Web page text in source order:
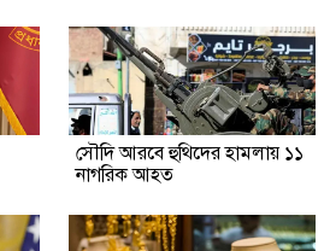
সৌদি আরবে হুথিদের হামলায় ১১
নাগরিক আহত